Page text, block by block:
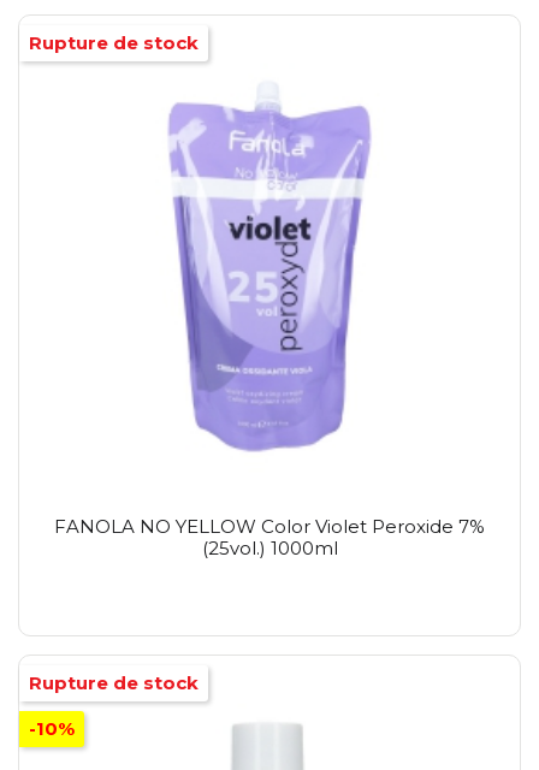
FANOLA NO YELLOW Color Violet Peroxide 7%
(25vol.) 1000ml
Rupture de stock
Rupture de stock
-10%